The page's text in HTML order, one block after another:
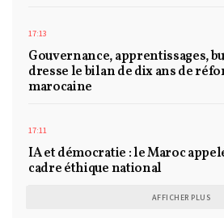
17:13
Gouvernance, apprentissages,
dresse le bilan de dix ans de
marocaine
17:11
IA et démocratie : le Maroc
cadre éthique national
AFFICHER PLUS